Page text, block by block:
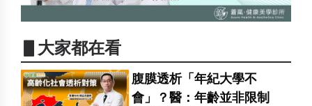
▋大家都在看
腹膜透析「年紀大學不
會」？醫：年齡並非限制